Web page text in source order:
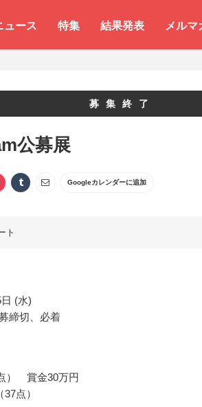
ュース 特集 結果発表 メルマ
募集終了
公募展
Googleカレンダーに追加
ト
(水)
締切、必着
） 賞金30万円
点）